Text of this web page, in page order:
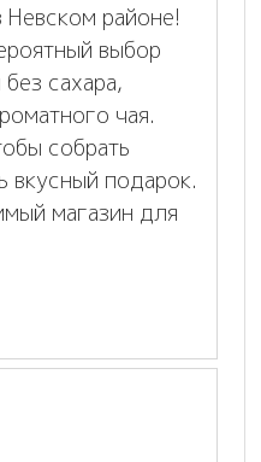
Невском районе!
выбор
сахара,
чая.
собрать
подарок.
магазин для